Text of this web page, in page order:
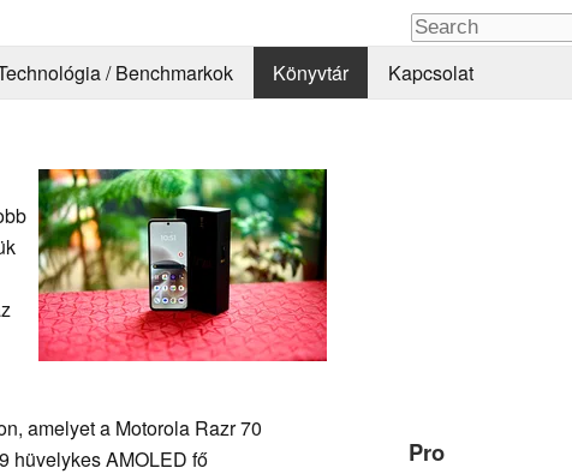
/ Benchmarkok Könyvtár Kapcsolat
Pro
amelyet a Motorola Razr 70
hüvelykes AMOLED fő